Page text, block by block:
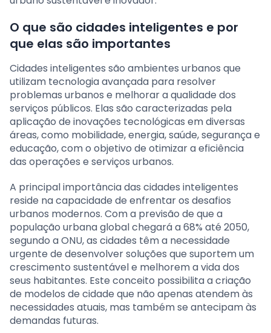
O que são cidades inteligentes e por
que elas são importantes
Cidades inteligentes são ambientes urbanos que
utilizam tecnologia avançada para resolver
problemas urbanos e melhorar a qualidade dos
serviços públicos. Elas são caracterizadas pela
aplicação de inovações tecnológicas em diversas
áreas, como mobilidade, energia, saúde, segurança e
educação, com o objetivo de otimizar a eficiência
das operações e serviços urbanos.
A principal importância das cidades inteligentes
reside na capacidade de enfrentar os desafios
urbanos modernos. Com a previsão de que a
população urbana global chegará a 68% até 2050,
segundo a ONU, as cidades têm a necessidade
urgente de desenvolver soluções que suportem um
crescimento sustentável e melhorem a vida dos
seus habitantes. Este conceito possibilita a criação
de modelos de cidade que não apenas atendem às
necessidades atuais, mas também se antecipam às
demandas futuras.